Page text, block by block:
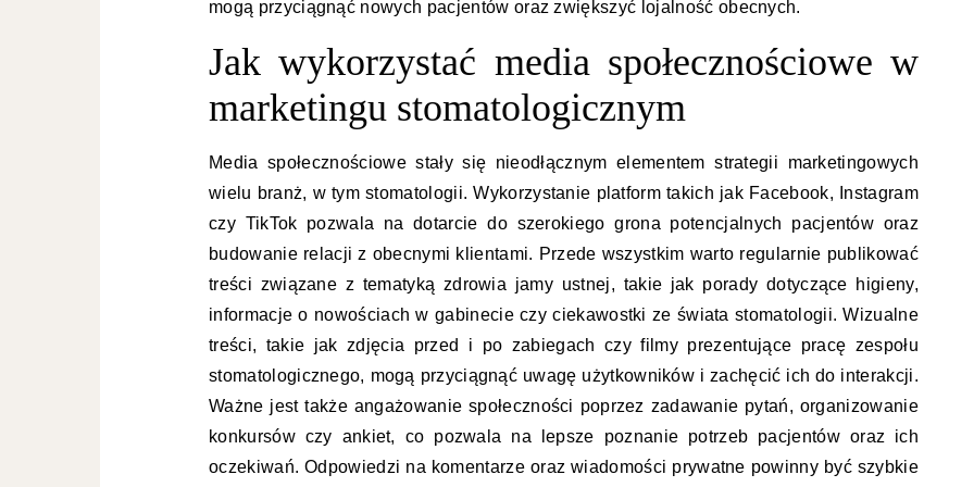
mogą przyciągnąć nowych pacjentów oraz zwiększyć lojalność obecnych.
Jak wykorzystać media społecznościowe w
marketingu stomatologicznym
Media społecznościowe stały się nieodłącznym elementem strategii marketingowych
wielu branż, w tym stomatologii. Wykorzystanie platform takich jak Facebook, Instagram
czy TikTok pozwala na dotarcie do szerokiego grona potencjalnych pacjentów oraz
budowanie relacji z obecnymi klientami. Przede wszystkim warto regularnie publikować
treści związane z tematyką zdrowia jamy ustnej, takie jak porady dotyczące higieny,
informacje o nowościach w gabinecie czy ciekawostki ze świata stomatologii. Wizualne
treści, takie jak zdjęcia przed i po zabiegach czy filmy prezentujące pracę zespołu
stomatologicznego, mogą przyciągnąć uwagę użytkowników i zachęcić ich do interakcji.
Ważne jest także angażowanie społeczności poprzez zadawanie pytań, organizowanie
konkursów czy ankiet, co pozwala na lepsze poznanie potrzeb pacjentów oraz ich
oczekiwań. Odpowiedzi na komentarze oraz wiadomości prywatne powinny być szybkie